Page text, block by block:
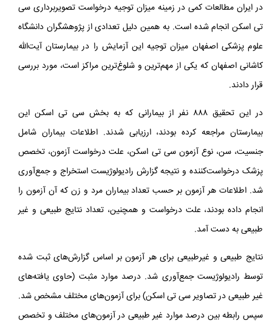
در ایران مطالعات کمی در زمینه‌ میزان توجیه درخواست تصویربرداری سی‌
تی اسکن انجام شده است. به همین دلیل تعدادی از پژوهشگران دانشگاه
علوم پزشکی اصفهان میزان توجیه این آزمایش را در بیمارستان آیت‌الله
کاشانی اصفهان که یکی از مهم‌ترین و شلوغ‌ترین مراکز است، مورد بررسی
قرار دادند.
در این تحقیق ۸۸۸ نفر از بیمارانی که به بخش سی‌ تی اسکن این
بیمارستان مراجعه کرده بودند، ارزیابی شدند. اطلاعات بیماران شامل
جنسیت، سن، نوع آزمون سی‌ تی اسکن، علت درخواست آزمون، تخصص
پزشک درخواست‌کننده و نتیجه‌ گزارش رادیولوژیست استخراج و جمع‌آوری
شد. اطلاعات هر آزمون بر حسب تعداد بیماران مرد و زن که آن آزمون را
انجام داده بودند، علت درخواست و همچنین، تعداد نتایج طبیعی و غیر
طبیعی به دست آمد.
نتایج طبیعی و غیرطبیعی برای هر آزمون بر اساس گزارش‌های ثبت شده
توسط رادیولوژیست جمع‌آوری شد. درصد موارد مثبت (حاوی یافته‌های
غیر طبیعی در تصاویر سی‌ تی اسکن) برای آزمون‌های مختلف مشخص شد.
سپس رابطه‌ بین درصد موارد غیر طبیعی در آزمون‌های مختلف و تخصص